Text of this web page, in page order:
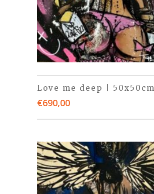
Love me deep | 50x50cm
€690,00